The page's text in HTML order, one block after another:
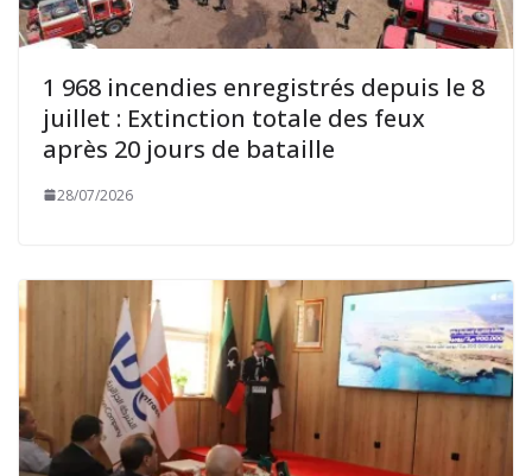
1 968 incendies enregistrés depuis le 8
juillet : Extinction totale des feux
après 20 jours de bataille
28/07/2026